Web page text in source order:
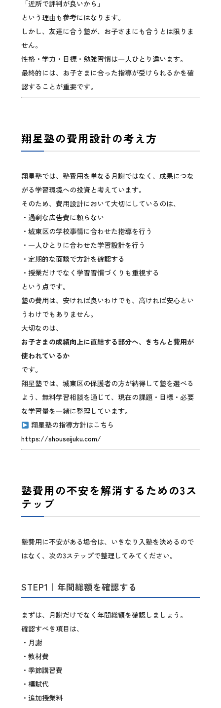
「近所で評判が良いから」
という理由も参考にはなります。
しかし、友達に合う塾が、お子さまにも合うとは限りま
せん。
性格・学力・目標・勉強習慣は一人ひとり違います。
最終的には、お子さまに合った指導が受けられるかを確
認することが重要です。
翔星塾の費用設計の考え方
翔星塾では、塾費用を単なる月謝ではなく、成果につな
がる学習環境への投資と考えています。
そのため、費用設計において大切にしているのは、
・過剰な広告費に頼らない
・城東区の学校事情に合わせた指導を行う
・一人ひとりに合わせた学習設計を行う
・定期的な面談で方針を確認する
・授業だけでなく学習習慣づくりも重視する
という点です。
塾の費用は、安ければ良いわけでも、高ければ安心とい
うわけでもありません。
大切なのは、
お子さまの成績向上に直結する部分へ、きちんと費用が
使われているか
です。
翔星塾では、城東区の保護者の方が納得して塾を選べる
よう、無料学習相談を通じて、現在の課題・目標・必要
な学習量を一緒に整理しています。
翔星塾の指導方針はこちら
https://shouseijuku.com/
塾費用の不安を解消するための3ス
テップ
塾費用に不安がある場合は、いきなり入塾を決めるので
はなく、次の3ステップで整理してみてください。
STEP1｜年間総額を確認する
まずは、月謝だけでなく年間総額を確認しましょう。
確認すべき項目は、
・月謝
・教材費
・季節講習費
・模試代
・追加授業料